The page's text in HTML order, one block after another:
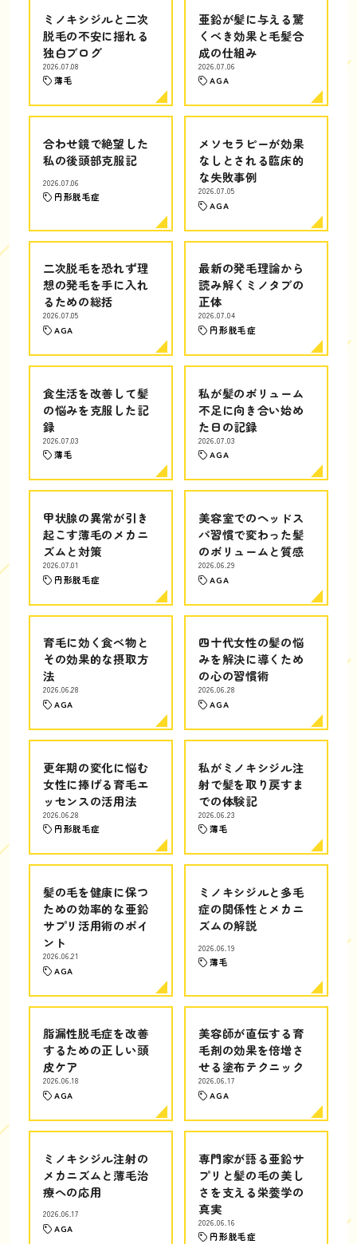
ミノキシジルと二次
脱毛の不安に揺れる
独白ブログ
2026.07.08
薄毛
亜鉛が髪に与える驚
くべき効果と毛髪合
成の仕組み
2026.07.06
AGA
合わせ鏡で絶望した
私の後頭部克服記
2026.07.06
円形脱毛症
メソセラピーが効果
なしとされる臨床的
な失敗事例
2026.07.05
AGA
二次脱毛を恐れず理
想の発毛を手に入れ
るための総括
2026.07.05
AGA
最新の発毛理論から
読み解くミノタブの
正体
2026.07.04
円形脱毛症
食生活を改善して髪
の悩みを克服した記
録
2026.07.03
薄毛
私が髪のボリューム
不足に向き合い始め
た日の記録
2026.07.03
AGA
甲状腺の異常が引き
起こす薄毛のメカニ
ズムと対策
2026.07.01
円形脱毛症
美容室でのヘッドス
パ習慣で変わった髪
のボリュームと質感
2026.06.29
AGA
育毛に効く食べ物と
その効果的な摂取方
法
2026.06.28
AGA
四十代女性の髪の悩
みを解決に導くため
の心の習慣術
2026.06.28
AGA
更年期の変化に悩む
女性に捧げる育毛エ
ッセンスの活用法
2026.06.28
円形脱毛症
私がミノキシジル注
射で髪を取り戻すま
での体験記
2026.06.23
薄毛
髪の毛を健康に保つ
ための効率的な亜鉛
サプリ活用術のポイ
ント
2026.06.21
AGA
ミノキシジルと多毛
症の関係性とメカニ
ズムの解説
2026.06.19
薄毛
脂漏性脱毛症を改善
するための正しい頭
皮ケア
2026.06.18
AGA
美容師が直伝する育
毛剤の効果を倍増さ
せる塗布テクニック
2026.06.17
AGA
ミノキシジル注射の
メカニズムと薄毛治
療への応用
2026.06.17
AGA
専門家が語る亜鉛サ
プリと髪の毛の美し
さを支える栄養学の
真実
2026.06.16
円形脱毛症